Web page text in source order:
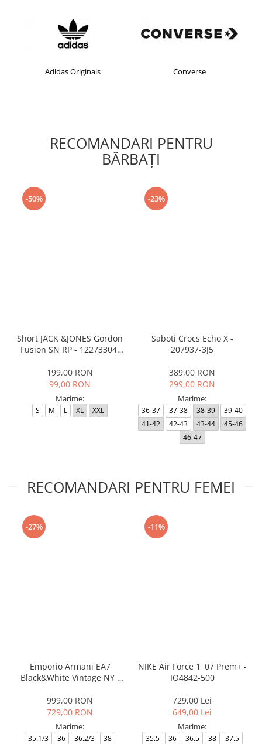
Adidas Originals Converse
RECOMANDARI PENTRU
BĂRBAŢI
-50%
Short JACK &JONES Gordon
Fusion SN RP - 12273304-
199,00 RON
99,00 RON
Marime:
S M L XL XXL
-23%
Saboti Crocs Echo X -
207937-3J5
389,00 RON
299,00 RON
Marime:
36-37 37-38 38-39
39-40
41-42
42-43 43-44
45-46
46-47
RECOMANDARI PENTRU FEMEI
-27%
Emporio Armani EA7
Black&White Vintage NY -
999,00 RON
729,00 RON
Marime:
35.1/3 36 36.2/3
38
-11%
NIKE Air Force 1 '07 Prem+ -
IO4842-500
729,00 Lei
649,00 Lei
Marime:
35.5 36 36.5 38
37.5